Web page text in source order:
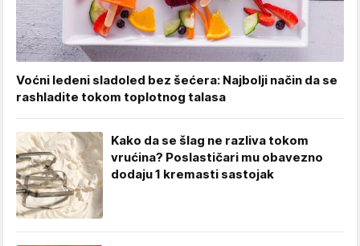
Voćni ledeni sladoled bez šećera: Najbolji način da se
rashladite tokom toplotnog talasa
Kako da se šlag ne razliva tokom
vrućina? Poslastičari mu obavezno
dodaju 1 kremasti sastojak